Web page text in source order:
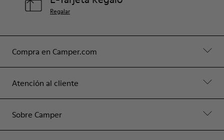
Compra en Camper.com
Atención al cliente
Sobre Camper
Regalar